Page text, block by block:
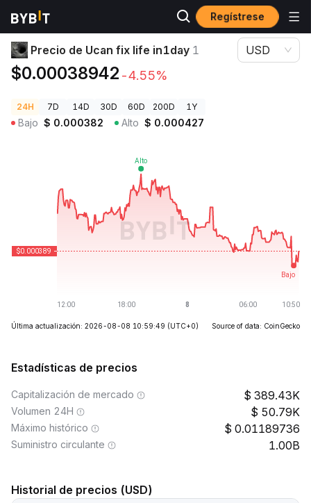
Regístrese
Precios de Criptomonedas Precio de Ucan fix life in1day 1
Precio de Ucan fix life in1day 1
$0.00038942 -4.55%
USD
24H 7D 14D 30D 60D 200D 1Y
Bajo $ 0.000382 Alto $ 0.000427
Última actualización: 2026-08-08 10:59:49 (UTC+0) Source of data: CoinGecko
Estadísticas de precios
Capitalización de mercado 389.43K
Volumen 24H 50.79K
Máximo histórico 0.01189736
Suministro circulante 1.00B
Historial de precios (USD)